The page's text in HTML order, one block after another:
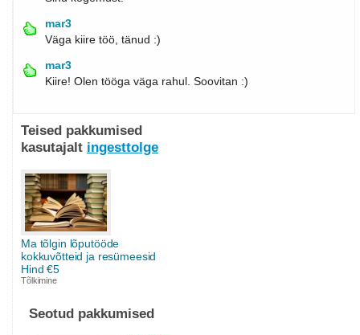
mar3
Väga kiire töö, tänud :)
mar3
Kiire! Olen tööga väga rahul. Soovitan :)
Teised pakkumised
kasutajalt ingesttolge
Ma tõlgin lõputööde
kokkuvõtteid ja resümeesid
Hind €5
Tõlkimine
Seotud pakkumised